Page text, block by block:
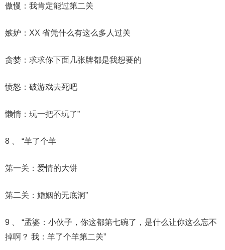
傲慢：我肯定能过第二关
嫉妒：XX 省凭什么有这么多人过关
贪婪：求求你下面几张牌都是我想要的
愤怒：破游戏去死吧
懒惰：玩一把不玩了”
8 、 “羊了个羊
第一关：爱情的大饼
第二关：婚姻的无底洞”
9 、 “孟婆：小伙子，你这都第七碗了，是什么让你这么忘不
掉啊？ 我：羊了个羊第二关”